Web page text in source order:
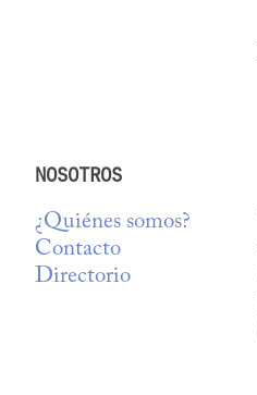
NOSOTROS
¿Quiénes somos?
Contacto
Directorio